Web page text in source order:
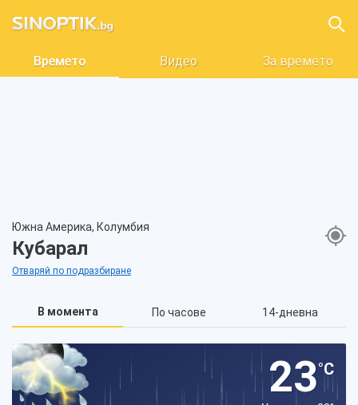
Времето Видео За времето
Южна Америка, Колумбия
Кубарал
Отваряй по подразбиране
В момента По часове 14-дневна
23°C